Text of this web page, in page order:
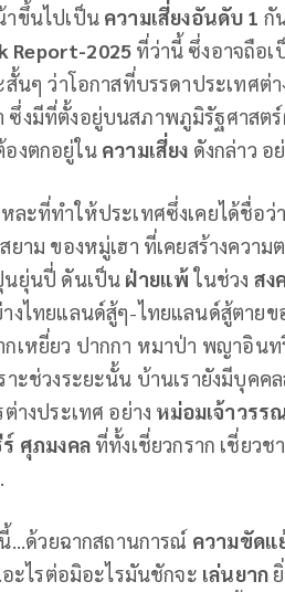
ขึ้นไปเป็น ความเสี่ยงอันดับ 1 กั
Report-2025 ที่ว่านี้ ซึ่งอาจถือ
สั้นๆ ว่าโอกาสที่บรรดาประเทศ
ซึ่งมีที่ตั้งอยู่บนสภาพภูมิรัฐศาสต
งตกอยู่ใน ความเสี่ยง ดังกล่าว อ
ละที่ทำให้ประเทศซึ่งเคยได้ชื่อว่า
าม ของหมู่เฮา ที่เคยสร้างความ
ยุ่นปี่ ดันเป็น ฝ่ายแพ้ ในช่วง สง
ไทยแลนด์สู้ๆ-ไทยแลนด์สู้ตายข
เหยี่ยว ปากกา หมาป่า พญาอินท
าะช่วงระยะนั้น บ้านเรายังมีบุค
างประเทศ อย่าง หม่อมเจ้าวรร
ศุภมงคลที่ทั้งเชี่ยวกราก เชี่ยว
...ด้วยฉากสถานการณ์ ความขัดแ
ะไรต่อมิอะไรมันชักจะ เล่นยาก